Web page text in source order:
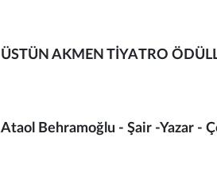
ÜSTÜN AKMEN TİYATRO
Ataol Behramoğlu - Şair -Yazar -